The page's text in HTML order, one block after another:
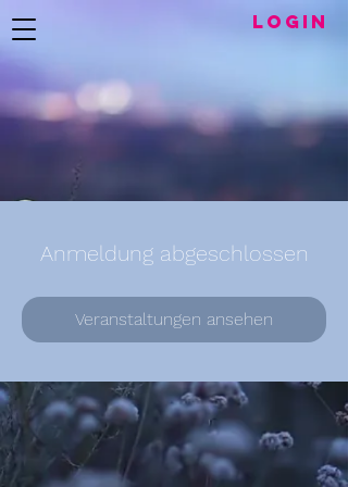
LogIN
Anmeldung abgeschlossen
Veranstaltungen ansehen